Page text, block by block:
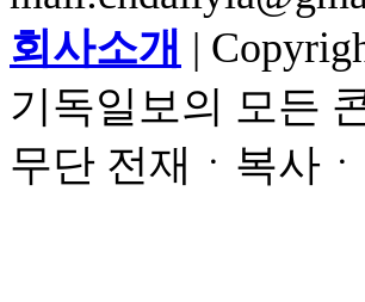
회사소개 |
기독일보의 모든
무단 전재ㆍ복사